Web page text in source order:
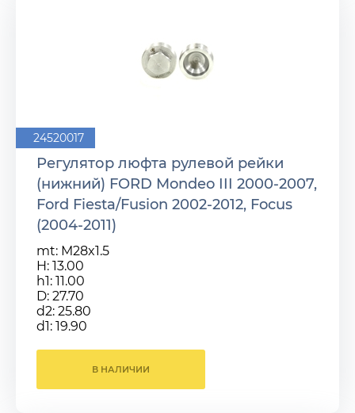
24520017
Регулятор люфта рулевой рейки
(нижний) FORD Mondeo III 2000-2007,
Ford Fiesta/Fusion 2002-2012, Focus
(2004-2011)
mt: M28x1.5
H: 13.00
h1: 11.00
D: 27.70
d2: 25.80
d1: 19.90
В НАЛИЧИИ